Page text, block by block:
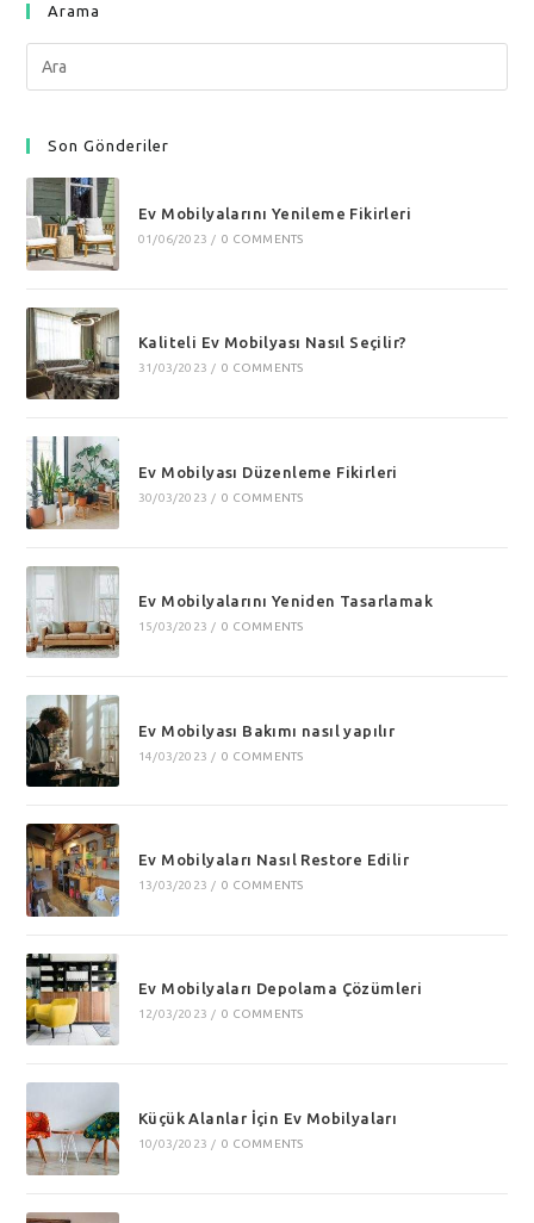
Arama
Search
this
Son Gönderiler
Ev Mobilyalarını Yenileme Fikirleri
01/06/2023 / 0 COMMENTS
Kaliteli Ev Mobilyası Nasıl Seçilir?
31/03/2023 / 0 COMMENTS
Ev Mobilyası Düzenleme Fikirleri
30/03/2023 / 0 COMMENTS
Ev Mobilyalarını Yeniden Tasarlamak
15/03/2023 / 0 COMMENTS
Ev Mobilyası Bakımı nasıl yapılır
14/03/2023 / 0 COMMENTS
Ev Mobilyaları Nasıl Restore Edilir
13/03/2023 / 0 COMMENTS
Ev Mobilyaları Depolama Çözümleri
12/03/2023 / 0 COMMENTS
Küçük Alanlar İçin Ev Mobilyaları
10/03/2023 / 0 COMMENTS